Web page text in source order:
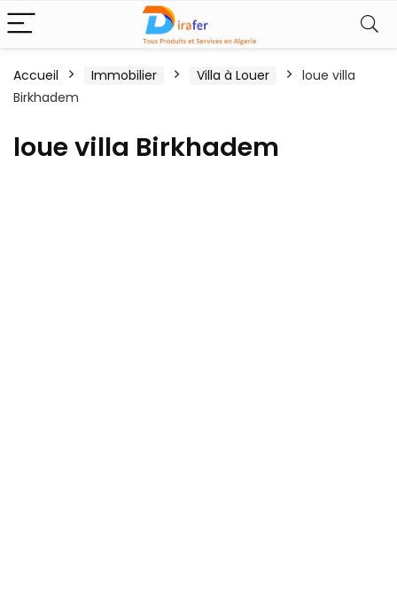
Accueil Immobilier Villa à Louer
loue villa
Birkhadem
loue villa Birkhadem